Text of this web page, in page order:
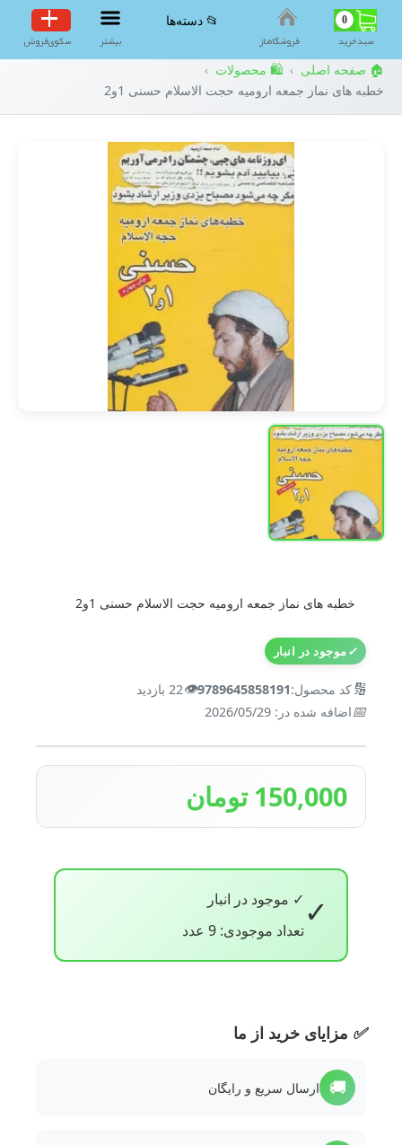
0
سبد‌خرید فروشگاه‌ناز
📂 دسته‌ها
بیشتر سکوی‌فروش
🏠 صفحه اصلی › 🛍️ محصولات ›
خطبه های نماز جمعه ارومیه حجت الاسلام حسنی 1و2
خطبه های نماز جمعه ارومیه حجت الاسلام حسنی 1و2
✓موجود در انبار
🔢کد محصول:9789645858191
👁️22 بازدید
📅اضافه شده در: 2026/05/29
150,000 تومان
✓ ✓ موجود در انبار
تعداد موجودی: 9 عدد
✅ مزایای خرید از ما
🚚 ارسال سریع و رایگان